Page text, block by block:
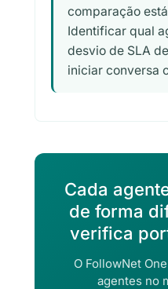
comparação
Identificar qual
desvio de SLA
iniciar conversa
Cada
de forma
verifica
O FollowNet
agentes no